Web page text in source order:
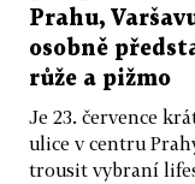
Prahu,
osobně
růže a pižmo
Je 23. července
ulice v centru
trousit vybraní